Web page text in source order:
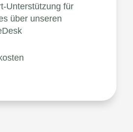
Unterstützung für
über unseren